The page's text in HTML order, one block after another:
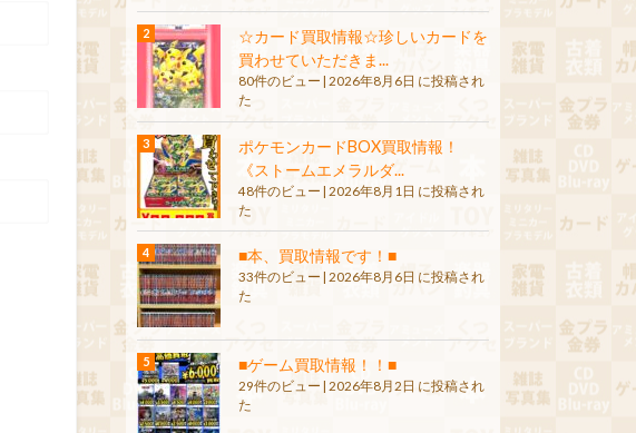
☆カード買取情報☆珍しいカードを
買わせていただきま...
80件のビュー | 2026年8月6日 に投稿され
た
ポケモンカードBOX買取情報！
《ストームエメラルダ...
48件のビュー | 2026年8月1日 に投稿され
た
■本、買取情報です！■
33件のビュー
2026年8月6日 に投稿され
た
■ゲーム買取情報！！■
29件のビュー | 2026年8月2日 に投稿され
た